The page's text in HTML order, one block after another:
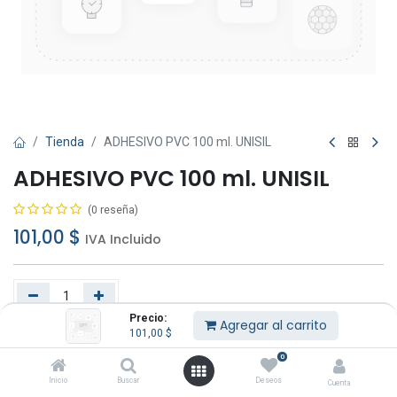
Precio:
101,00 $ Agregar al carrito
Inicio Buscar
0
Deseos Cuenta
Tienda ADHESIVO PVC 100 ml. UNISIL
ADHESIVO PVC 100 ml. UNISIL
(0 reseña)
101,00 $ IVA Incluido
Agregar al carrito Comprar ahora
Añadir a lista de deseos